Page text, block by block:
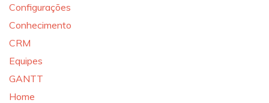
Configurações
Conhecimento
CRM
Equipes
GANTT
Home